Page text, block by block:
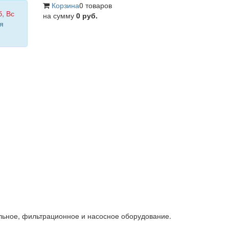
, Вс
Корзина0 товаров
на сумму 0 руб.
фильтрационное и насосное оборудование.